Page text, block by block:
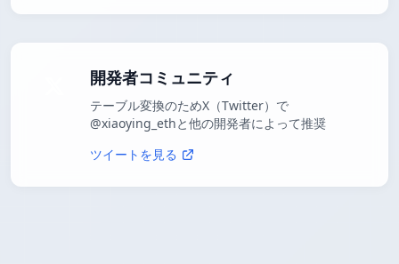
開発者コミュニティ
テーブル変換のためX（Twitter）で
@xiaoying_ethと他の開発者によって推奨
ツイートを見る